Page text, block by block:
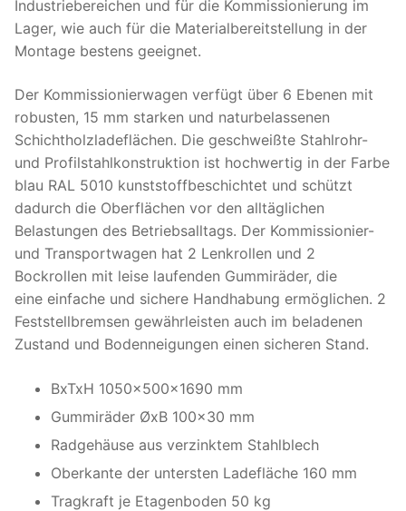
Industriebereichen und für die Kommissionierung im
Lager, wie auch für die Materialbereitstellung in der
Montage bestens geeignet.
Der Kommissionierwagen verfügt über 6 Ebenen mit
robusten, 15 mm starken und naturbelassenen
Schichtholzladeflächen. Die geschweißte Stahlrohr-
und Profilstahlkonstruktion ist hochwertig in der Farbe
blau RAL 5010 kunststoffbeschichtet und schützt
dadurch die Oberflächen vor den alltäglichen
Belastungen des Betriebsalltags. Der Kommissionier-
und Transportwagen hat 2 Lenkrollen und 2
Bockrollen mit leise laufenden Gummiräder, die
eine einfache und sichere Handhabung ermöglichen. 2
Feststellbremsen gewährleisten auch im beladenen
Zustand und Bodenneigungen einen sicheren Stand.
BxTxH 1050x500x1690 mm
Gummiräder ØxB 100×30 mm
Radgehäuse aus verzinktem Stahlblech
Oberkante der untersten Ladefläche 160 mm
Tragkraft je Etagenboden 50 kg